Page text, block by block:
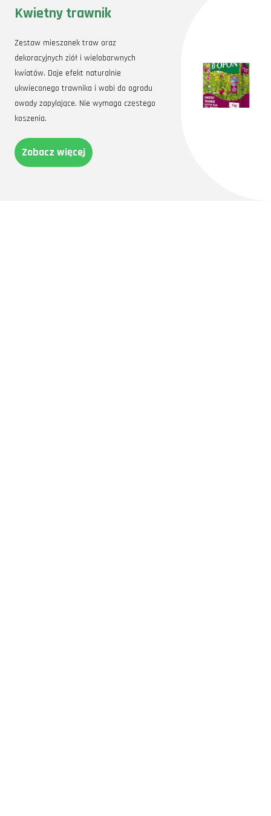
Kwietny trawnik
Zestaw mieszanek traw oraz
dekoracyjnych ziół i wielobarwnych
kwiatów. Daje efekt naturalnie
ukwieconego trawnika i wabi do ogrodu
owady zapylające. Nie wymaga częstego
koszenia.
Zobacz więcej